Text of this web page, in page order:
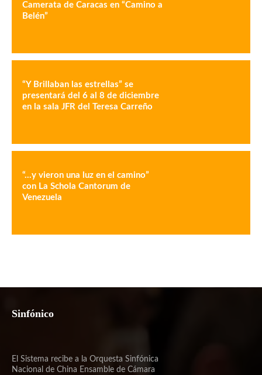
Camerata de Caracas en “Camino a
Belén”
“Y Brillaban las estrellas” se
presentará del 6 al 8 de diciembre
en la sala JFR del Teresa Carreño
“…y vieron una luz en el camino”
con La Schola Cantorum de
Venezuela
Sinfónico
El Sistema recibe a la Orquesta Sinfónica
Nacional de China Ensamble de Cámara